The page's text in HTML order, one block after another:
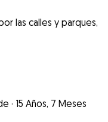
las calles y parques,
· 15 Años, 7 Meses